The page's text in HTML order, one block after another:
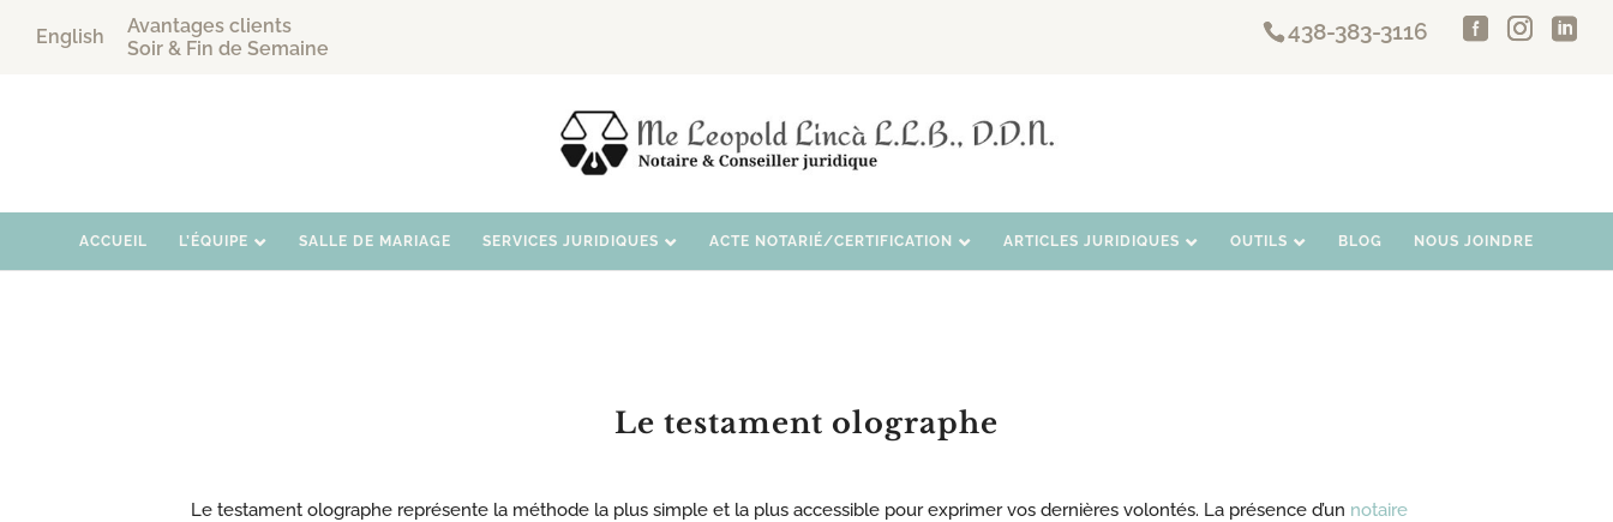
438-383-3116
English
Avantages clients
Soir & Fin de Semaine
ACCUEIL L’ÉQUIPE SALLE DE MARIAGE SERVICES JURIDIQUES ACTE NOTARIÉ/CERTIFICATION ARTICLES JURIDIQUES OUTILS BLOG NOUS JOINDRE
Le testament olographe
Le testament olographe représente la méthode la plus simple et la plus accessible pour exprimer vos dernières volontés. La présence d’un notaire